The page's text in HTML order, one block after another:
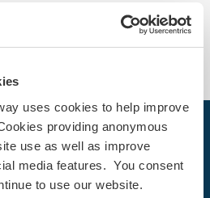
uses cookies to help improve
providing anonymous
use as well as improve
media features. You consent
to use our website.
empieza hoy
de Workaway para
de viaje únicas, con más de 50